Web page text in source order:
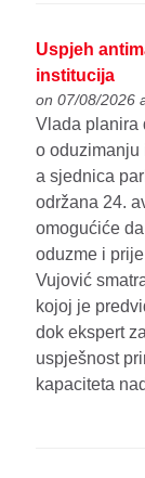
Uspjeh
institucija
on 07/08/2026
Vlada planira
o oduzimanju
a sjednica
održana 24.
omogućiće
oduzme i
Vujović
kojoj je
dok ekspert
uspješnost
kapaciteta